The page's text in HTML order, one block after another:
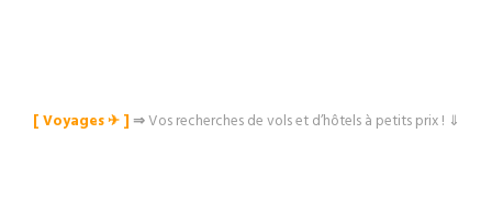
[ Voyages ✈︎ ]⇒Vos recherches de vols et d’hôtels à petits prix ! ⇓